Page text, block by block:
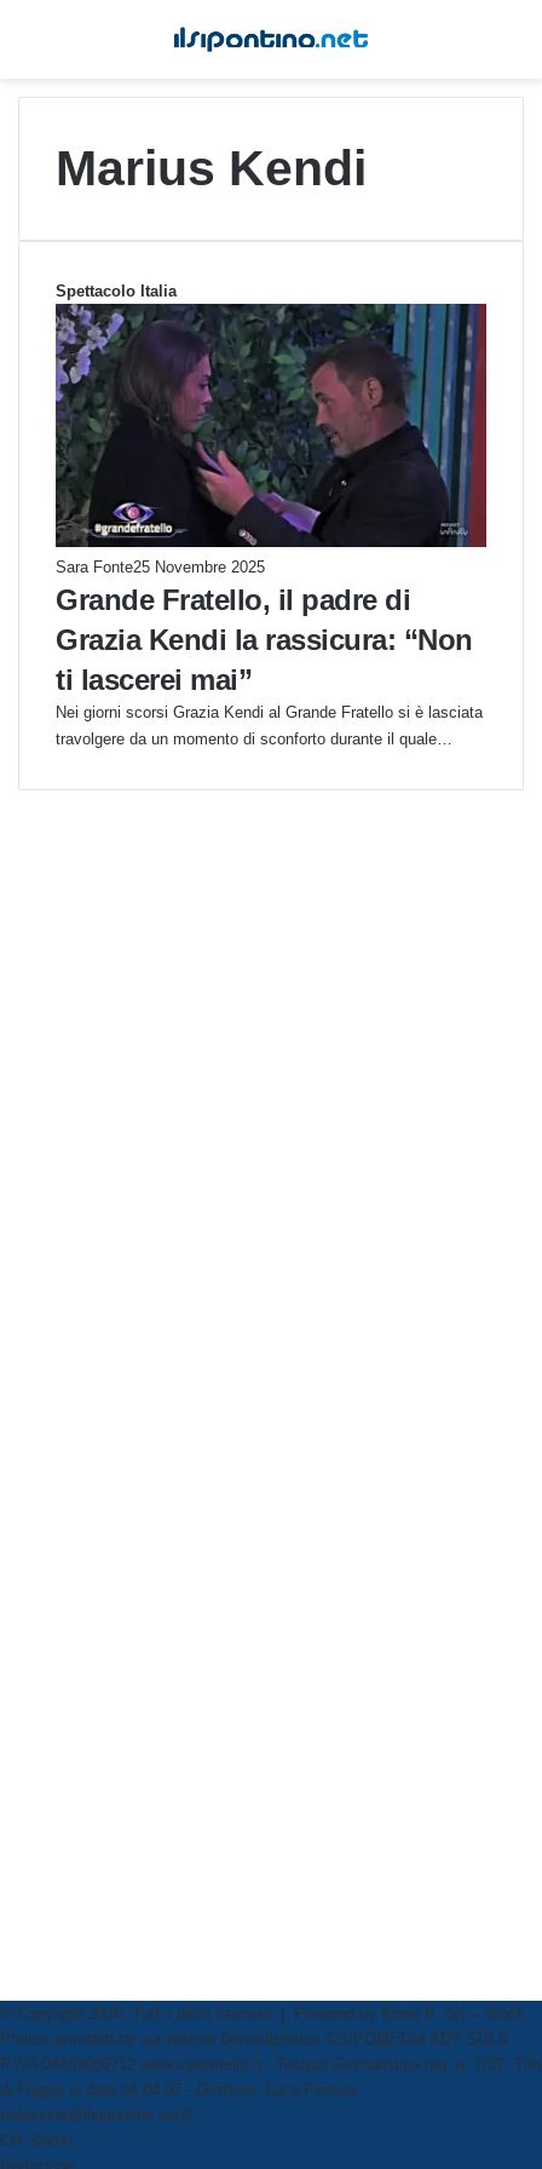
Marius Kendi
Spettacolo Italia
Sara Fonte25 Novembre 2025
Grande Fratello, il padre di
Grazia Kendi la rassicura: “Non
ti lascerei mai”
Nei giorni scorsi Grazia Kendi al Grande Fratello si è lasciata
travolgere da un momento di sconforto durante il quale…
© Copyright 2026, Tutti i diritti riservati | Powered by Know K. Srl -- Stock
Photos provided by our partner Depositphotos ©SIPOMEDIA ADV SRLS
P.IVA 04409080712 www.sipomedia.it - Testata Giornalistica reg. n. 7/07, Trib
di Foggia in data 24.04.07 - Direttore: Luca Pernice
redazione@ilsipontino.net©
Chi Siamo